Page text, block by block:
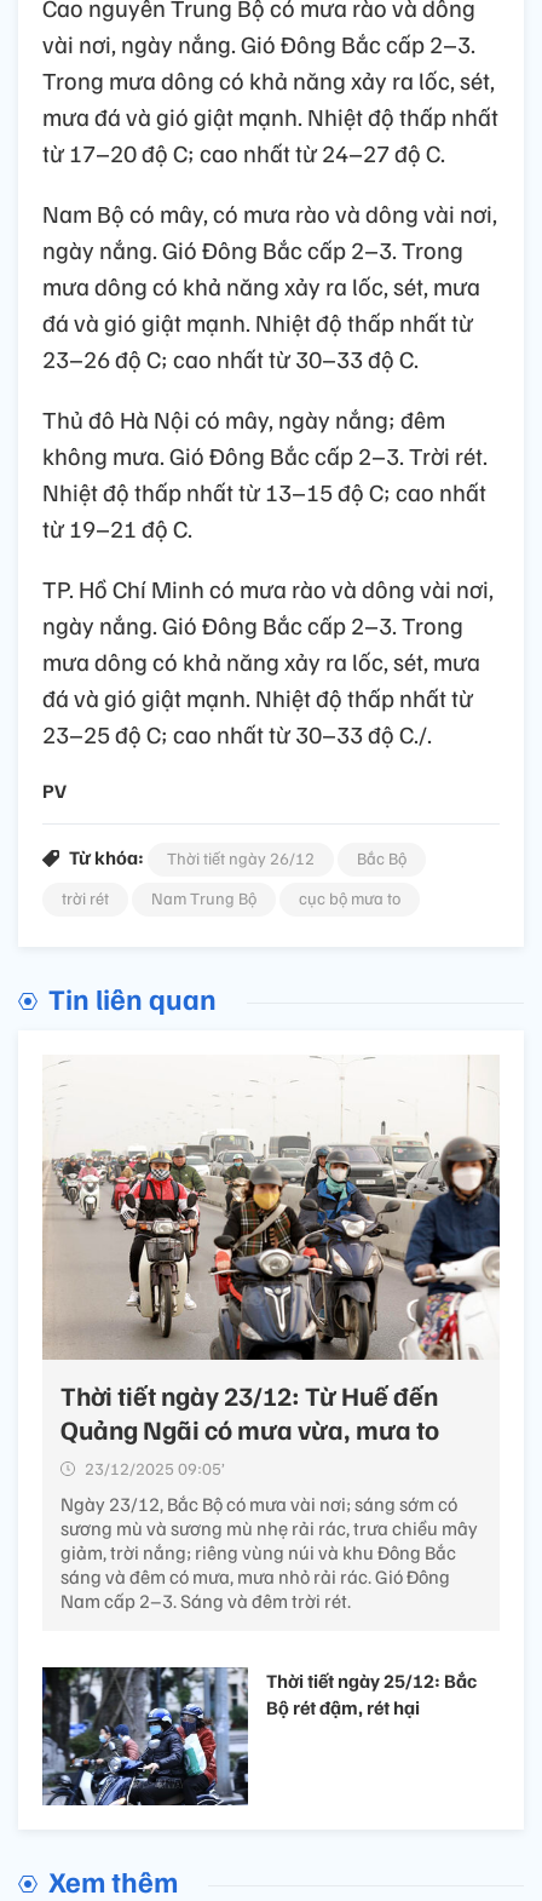
Cao nguyên Trung Bộ có mưa rào và dông
vài nơi, ngày nắng. Gió Đông Bắc cấp 2–3.
Trong mưa dông có khả năng xảy ra lốc, sét,
mưa đá và gió giật mạnh. Nhiệt độ thấp nhất
từ 17–20 độ C; cao nhất từ 24–27 độ C.
Nam Bộ có mây, có mưa rào và dông vài nơi,
ngày nắng. Gió Đông Bắc cấp 2–3. Trong
mưa dông có khả năng xảy ra lốc, sét, mưa
đá và gió giật mạnh. Nhiệt độ thấp nhất từ
23–26 độ C; cao nhất từ 30–33 độ C.
Thủ đô Hà Nội có mây, ngày nắng; đêm
không mưa. Gió Đông Bắc cấp 2–3. Trời rét.
Nhiệt độ thấp nhất từ 13–15 độ C; cao nhất
từ 19–21 độ C.
TP. Hồ Chí Minh có mưa rào và dông vài nơi,
ngày nắng. Gió Đông Bắc cấp 2–3. Trong
mưa dông có khả năng xảy ra lốc, sét, mưa
đá và gió giật mạnh. Nhiệt độ thấp nhất từ
23–25 độ C; cao nhất từ 30–33 độ C./.
PV
Từ khóa: Thời tiết ngày 26/12
Bắc Bộ
trời rét
Nam Trung Bộ cục bộ mưa to
Tin liên quan
Thời tiết ngày 23/12: Từ Huế đến
Quảng Ngãi có mưa vừa, mưa to
23/12/2025 09:05’
Ngày 23/12, Bắc Bộ có mưa vài nơi; sáng sớm có
sương mù và sương mù nhẹ rải rác, trưa chiều mây
giảm, trời nắng; riêng vùng núi và khu Đông Bắc
sáng và đêm có mưa, mưa nhỏ rải rác. Gió Đông
Nam cấp 2–3. Sáng và đêm trời rét.
Thời tiết ngày 25/12: Bắc
Bộ rét đậm, rét hại
Xem thêm